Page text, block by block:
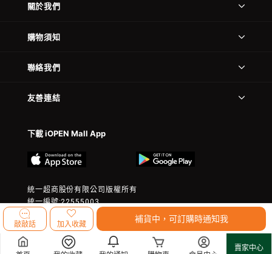
賣家中心
敲敲話 加入收藏
補貨中，可訂購時通知我
關於我們
購物須知
聯絡我們
友善連結
下載 iOPEN Mall App
統一超商股份有限公司版權所有
統一編號:22555003
© 2023 President Chain Store Corp. All rights reserved.